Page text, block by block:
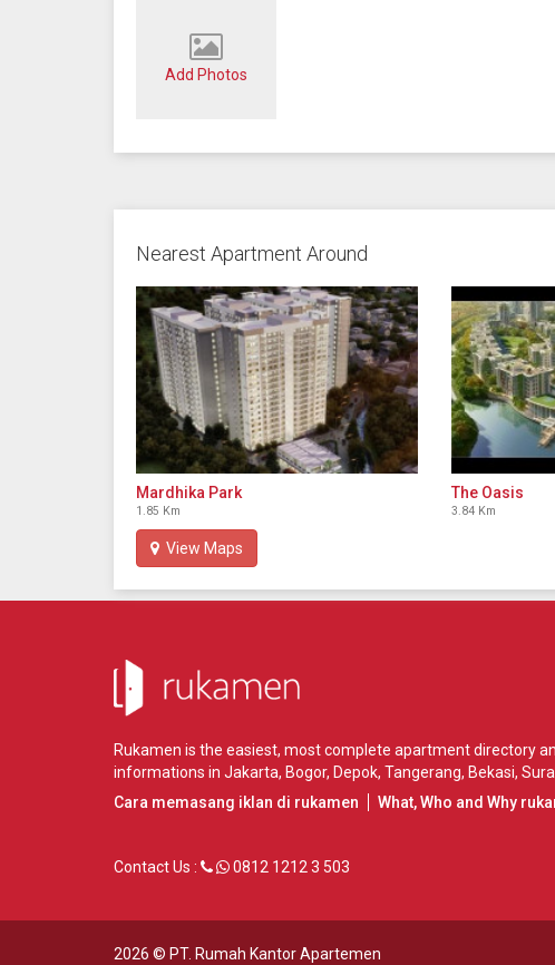
Add Photos
Nearest Apartment Around
Mardhika Park
1.85 Km
The Oasis
3.84 Km
View Maps
Rukamen is the easiest, most complete apartment directory
informations in Jakarta, Bogor, Depok, Tangerang, Bekasi,
Cara memasang iklan di rukamen
What, Who and Why
Contact Us : 0812 1212 3 503
2026 © PT. Rumah Kantor Apartemen